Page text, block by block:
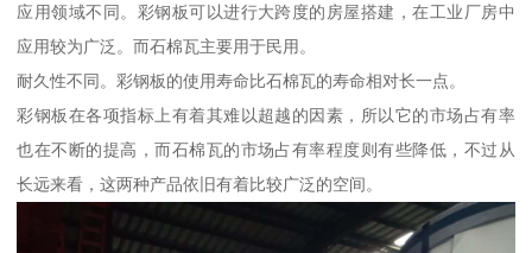
应用领域不同。彩钢板可以进行大跨度的房屋搭建，在工业厂房中
应用较为广泛。而石棉瓦主要用于民用。
耐久性不同。彩钢板的使用寿命比石棉瓦的寿命相对长一点。
彩钢板在各项指标上有着其难以超越的因素，所以它的市场占有率
也在不断的提高，而石棉瓦的市场占有率程度则有些降低，不过从
长远来看，这两种产品依旧有着比较广泛的空间。